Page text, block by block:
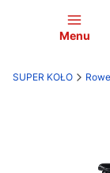
Menu
SUPER KOŁO